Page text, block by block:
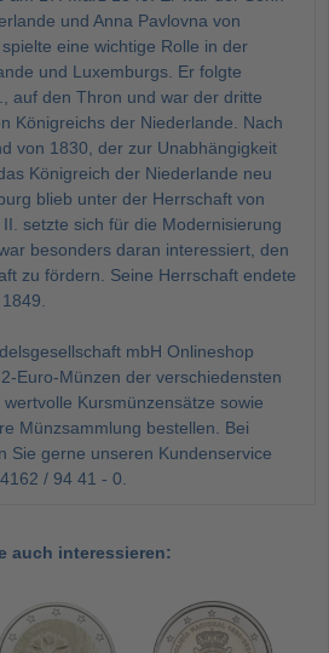
und Anna Pavlovna von
eine wichtige Rolle in der
und Luxemburgs. Er folgte
auf den Thron und war der dritte
Königreichs der Niederlande. Nach
von 1830, der zur Unabhängigkeit
Königreich der Niederlande neu
blieb unter der Herrschaft von
setzte sich für die Modernisierung
besonders daran interessiert, den
zu fördern. Seine Herrschaft endete
mbH Onlineshop
Euro-Münzen der verschiedensten
Kursmünzensätze sowie
Münzsammlung bestellen. Bei
Sie gerne unseren Kundenservice
/ 94 41 - 0.
auch interessieren: